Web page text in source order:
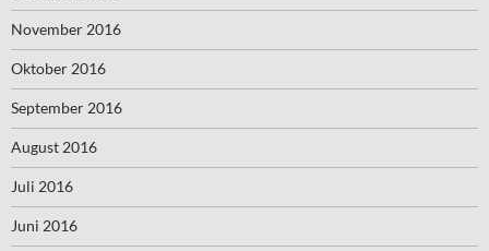
November 2016
Oktober 2016
September 2016
August 2016
Juli 2016
Juni 2016